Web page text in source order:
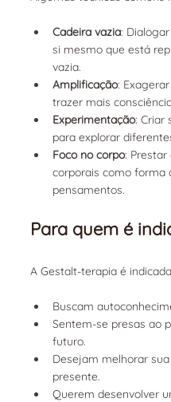
Cadeira vazia:
si mesmo que está
vazia.
Amplificação:
trazer mais
Experimentação: Criar
para explorar
Foco no corpo: Prestar
corporais como forma
pensamentos.
Para quem é
A Gestalt-terapia é
Buscam
Sentem-se presas ao
futuro.
Desejam melhorar
presente.
Querem desenvolver